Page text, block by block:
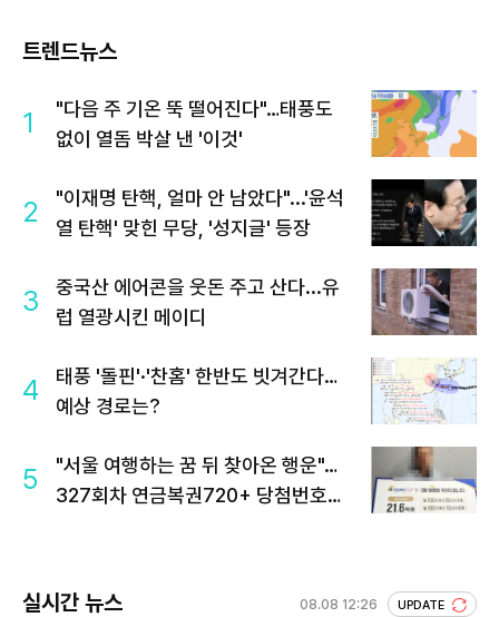
트렌드뉴스
1
"다음 주 기온 뚝 떨어진다"…태풍도
없이 열돔 박살 낸 '이것'
2
"이재명 탄핵, 얼마 안 남았다"...'윤석
열 탄핵' 맞힌 무당, '성지글' 등장
3
중국산 에어콘을 웃돈 주고 산다...유
럽 열광시킨 메이디
4
태풍 '돌핀'·'찬홈' 한반도 빗겨간다…
예상 경로는?
5
"서울 여행하는 꿈 뒤 찾아온 행운"…
327회차 연금복권720+ 당첨번호조
실시간 뉴스 08.08 12:26 UPDATE